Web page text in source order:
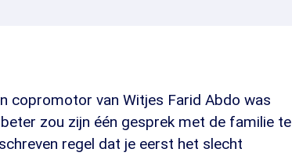
copromotor van Witjes Farid Abdo was
zou zijn één gesprek met de familie te
regel dat je eerst het slecht